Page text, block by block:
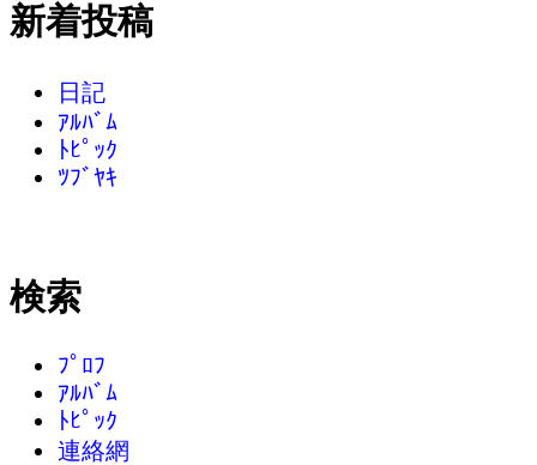
新着投稿
日記
ｱﾙﾊﾞﾑ
ﾄﾋﾟｯｸ
ﾂﾌﾞﾔｷ
検索
ﾌﾟﾛﾌ
ｱﾙﾊﾞﾑ
ﾄﾋﾟｯｸ
連絡網